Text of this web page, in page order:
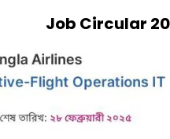
Job Circular